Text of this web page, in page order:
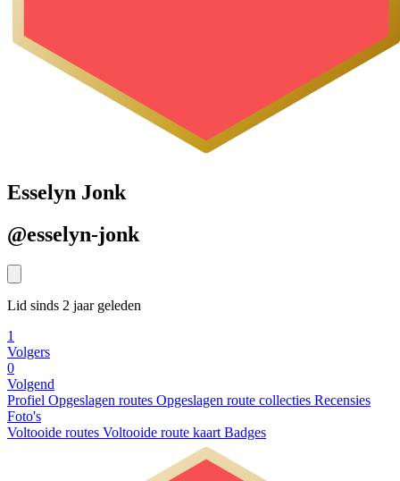
Esselyn Jonk
@esselyn-jonk
Lid sinds 2 jaar geleden
1
Volgers
0
Volgend
Profiel Opgeslagen routes Opgeslagen route collecties Recensies
Foto's
Voltooide routes Voltooide route kaart Badges